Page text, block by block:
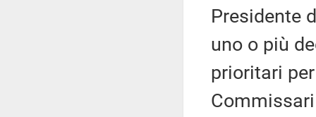
Presidente
uno o più
prioritari